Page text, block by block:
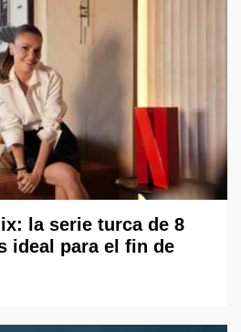
la serie turca de 8
ideal para el fin de